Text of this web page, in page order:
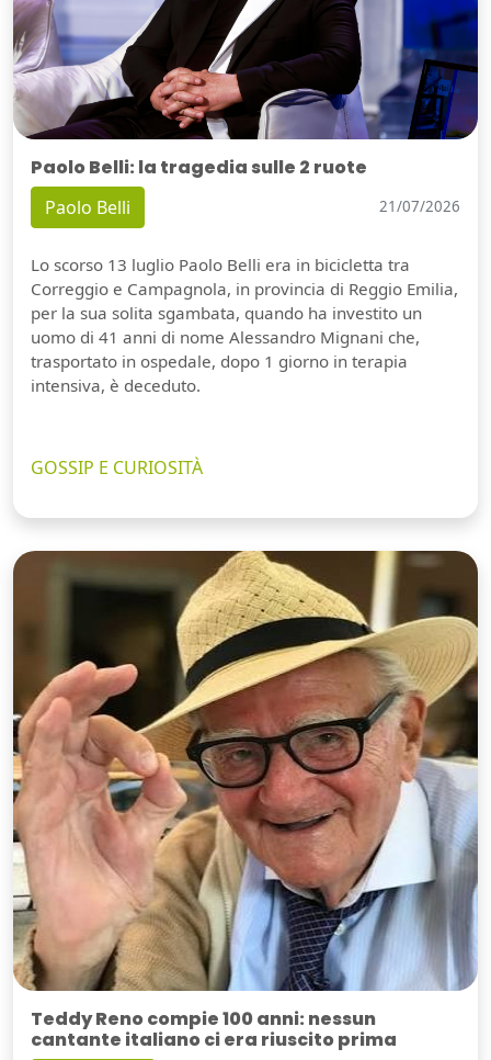
Paolo Belli: la tragedia sulle 2 ruote
Paolo Belli 21/07/2026
Lo scorso 13 luglio Paolo Belli era in bicicletta tra
Correggio e Campagnola, in provincia di Reggio Emilia,
per la sua solita sgambata, quando ha investito un
uomo di 41 anni di nome Alessandro Mignani che,
trasportato in ospedale, dopo 1 giorno in terapia
intensiva, è deceduto.
GOSSIP E CURIOSITÀ
Teddy Reno compie 100 anni: nessun
cantante italiano ci era riuscito prima